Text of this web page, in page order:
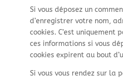
Si vous déposez un
d’enregistrer votre nom,
cookies. C’est
ces informations si vous
cookies expirent au bout
Si vous vous rendez sur la